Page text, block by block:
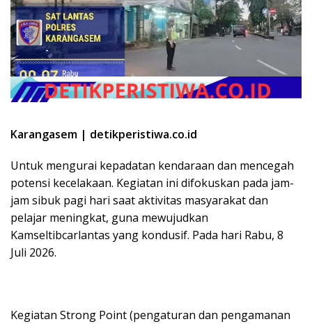
Karangasem | detikperistiwa.co.id
Untuk mengurai kepadatan kendaraan dan mencegah
potensi kecelakaan. Kegiatan ini difokuskan pada jam-
jam sibuk pagi hari saat aktivitas masyarakat dan
pelajar meningkat, guna mewujudkan
Kamseltibcarlantas yang kondusif. Pada hari Rabu, 8
Juli 2026.
Kegiatan Strong Point (pengaturan dan pengamanan